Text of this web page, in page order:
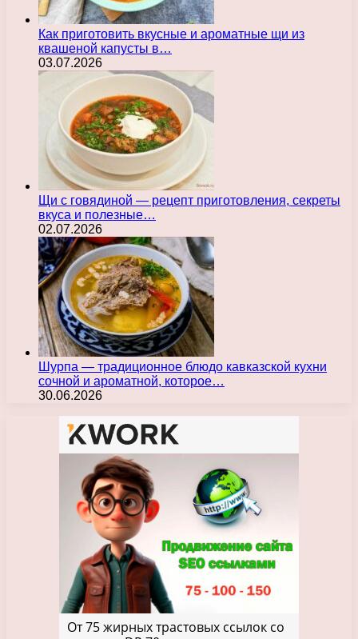
Как приготовить вкусные и ароматные щи из
квашеной капусты в…
03.07.2026
Щи с говядиной — рецепт приготовления, секреты
вкуса и полезные…
02.07.2026
Шурпа — традиционное блюдо кавказской кухни
сочной и ароматной, которое…
30.06.2026